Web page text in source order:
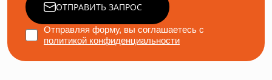
ОТПРАВИТЬ ЗАПРОС
Отправляя форму, вы соглашаетесь с
политикой конфиденциальности